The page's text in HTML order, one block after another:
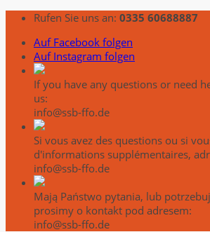
Rufen Sie uns an: 0335 60688887
Auf Facebook folgen
Auf Instagram folgen
If you have any questions or need
us:
info@ssb-ffo.de
Si vous avez des questions ou si
d'informations supplémentaires,
info@ssb-ffo.de
Mają Państwo pytania, lub
prosimy o kontakt pod adresem:
info@ssb-ffo.de